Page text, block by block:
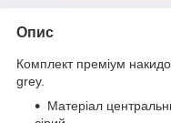
Опис
Комплект преміум
grey.
Матеріал